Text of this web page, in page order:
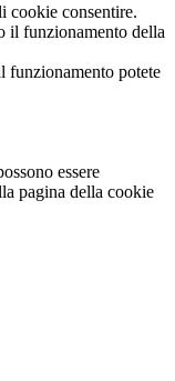
cookie consentire.
il funzionamento della
funzionamento potete
essere
pagina della cookie